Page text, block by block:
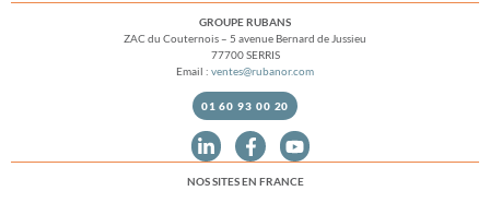
GROUPE RUBANS
ZAC du Couternois – 5 avenue Bernard de Jussieu
77700 SERRIS
Email : ventes@rubanor.com
01 60 93 00 20
NOS SITES EN FRANCE